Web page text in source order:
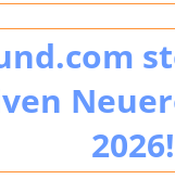
2026!